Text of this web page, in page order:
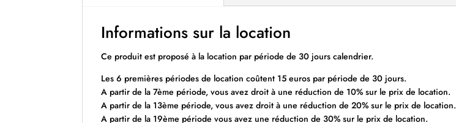
Informations sur la location
Ce produit est proposé à la location par période de 30 jours calendrier.
Les 6 premières périodes de location coûtent 15 euros par période de 30 jours.
A partir de la 7ème période, vous avez droit à une réduction de 10% sur le prix de location.
A partir de la 13ème période, vous avez droit à une réduction de 20% sur le prix de location.
A partir de la 19ème période vous avez une réduction de 30% sur le prix de location.